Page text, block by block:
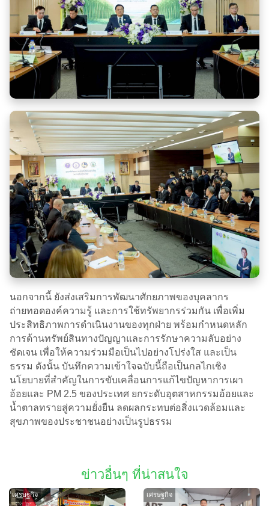
นอกจากนี้ ยังส่งเสริมการพัฒนาศักยภาพของบุคลากร
ถ่ายทอดองค์ความรู้ และการใช้ทรัพยากรร่วมกัน เพื่อเพิ่ม
ประสิทธิภาพการดำเนินงานของทุกฝ่าย พร้อมกำหนดหลัก
การด้านทรัพย์สินทางปัญญาและการรักษาความลับอย่าง
ชัดเจน เพื่อให้ความร่วมมือเป็นไปอย่างโปร่งใส และเป็น
ธรรม ดังนั้น บันทึกความเข้าใจฉบับนี้ถือเป็นกลไกเชิง
นโยบายที่สำคัญในการขับเคลื่อนการแก้ไขปัญหาการเผา
อ้อยและ PM 2.5 ของประเทศ ยกระดับอุตสาหกรรมอ้อยและ
น้ำตาลทรายสู่ความยั่งยืน ลดผลกระทบต่อสิ่งแวดล้อมและ
สุขภาพของประชาชนอย่างเป็นรูปธรรม
ข่าวอื่นๆ ที่น่าสนใจ
เศรษฐกิจ เศรษฐกิจ